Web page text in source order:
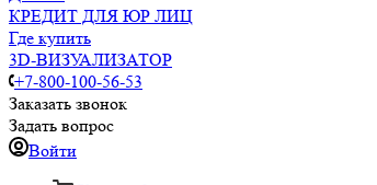
КРЕДИТ ДЛЯ ЮР ЛИЦ
Где купить
3D-ВИЗУАЛИЗАТОР
+7-800-100-56-53
Заказать звонок
Задать вопрос
Войти